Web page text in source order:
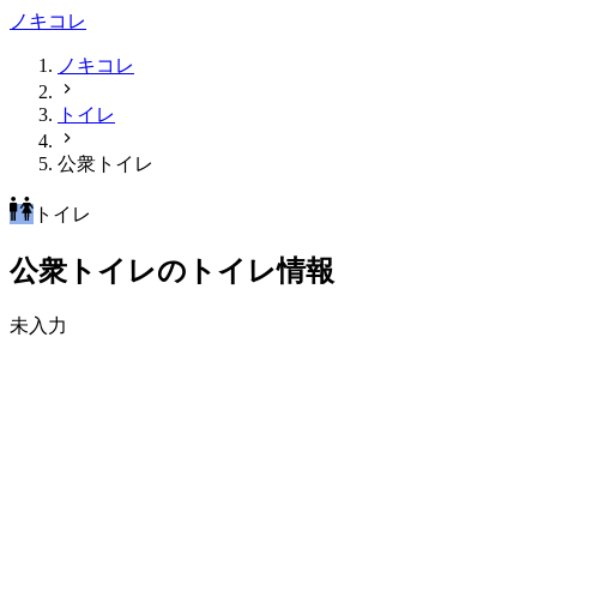
ノキコレ
ノキコレ
トイレ
公衆トイレ
トイレ
公衆トイレのトイレ情報
未入力